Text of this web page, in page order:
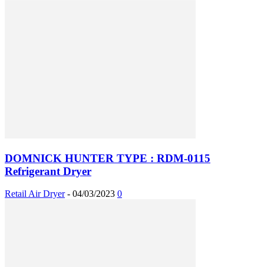
DOMNICK HUNTER TYPE : RDM-0115
Refrigerant Dryer
Retail Air Dryer - 04/03/2023 0